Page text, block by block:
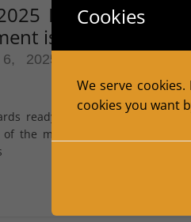
Festa Major
is Here!
2025
ready and polish your
of the most anticipated events of
Cookies
We serve
cookies you want